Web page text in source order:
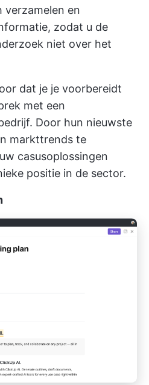
verzamelen en
zodat u de
niet over het
dat je je voorbereidt
met een
Door hun nieuwste
markttrends te
casusoplossingen
positie in de sector.